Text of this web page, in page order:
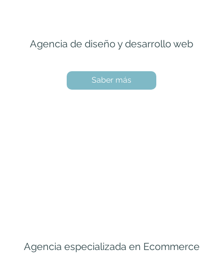
Agencia de diseño y desarrollo web
Saber más
Agencia especializada en Ecommerce